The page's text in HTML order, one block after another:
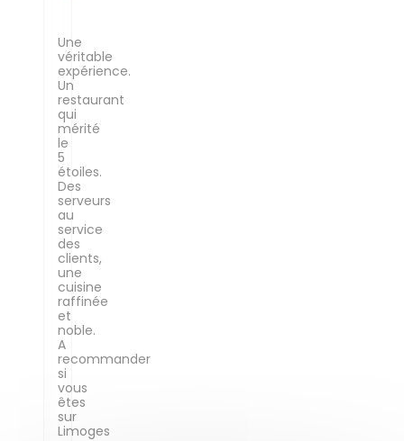
Une
véritable
expérience.
Un
restaurant
qui
mérité
le
5
étoiles.
Des
serveurs
au
service
des
clients,
une
cuisine
raffinée
et
noble.
A
recommander
si
vous
êtes
sur
Limoges